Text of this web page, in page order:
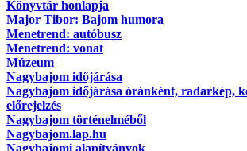
Könyvtár honlapja
Major Tibor: Bajom humora
Menetrend: autóbusz
Menetrend: vonat
Múzeum
Nagybajom időjárása
Nagybajom időjárása óránként, radarkép,
előrejelzés
Nagybajom történelméből
Nagybajom.lap.hu